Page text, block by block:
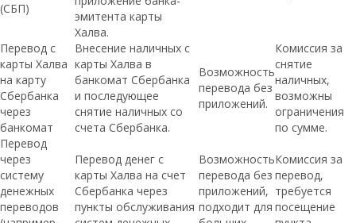
(СБП)
эмитента карты
Халва.
Перевод с
карты Халва
на карту
Сбербанка
через
банкомат
Внесение наличных с
карты Халва в
банкомат Сбербанка
и последующее
снятие наличных со
счета Сбербанка.
Возможность
перевода без
приложений.
Комиссия за
снятие
наличных,
возможны
ограничения
по сумме.
Перевод
через
систему
денежных
переводов
Перевод денег с
карты Халва на счет
Сбербанка через
пункты обслуживания
Возможность
перевода без
приложений,
подходит для
Комиссия за
перевод,
требуется
посещение